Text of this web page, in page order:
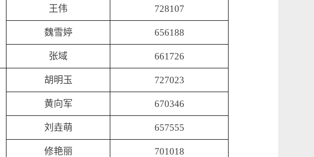
王伟 728107
魏雪婷 656188
张域 661726
胡明玉 727023
黄向军 670346
刘垚萌 657555
修艳丽 701018